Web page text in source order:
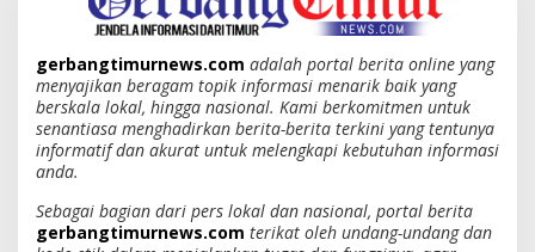
gerbangtimurnews.com adalah portal berita online yang
menyajikan beragam topik informasi menarik baik yang
berskala lokal, hingga nasional. Kami berkomitmen untuk
senantiasa menghadirkan berita-berita terkini yang tentunya
informatif dan akurat untuk melengkapi kebutuhan informasi
anda.
Sebagai bagian dari pers lokal dan nasional, portal berita
gerbangtimurnews.com terikat oleh undang-undang dan